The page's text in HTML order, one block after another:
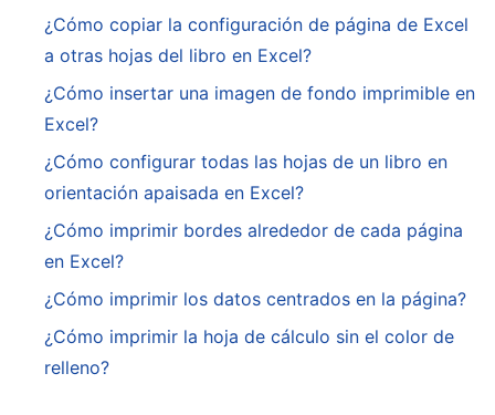
¿Cómo copiar la configuración de página de Excel
a otras hojas del libro en Excel?
¿Cómo insertar una imagen de fondo imprimible en
Excel?
¿Cómo configurar todas las hojas de un libro en
orientación apaisada en Excel?
¿Cómo imprimir bordes alrededor de cada página
en Excel?
¿Cómo imprimir los datos centrados en la página?
¿Cómo imprimir la hoja de cálculo sin el color de
relleno?